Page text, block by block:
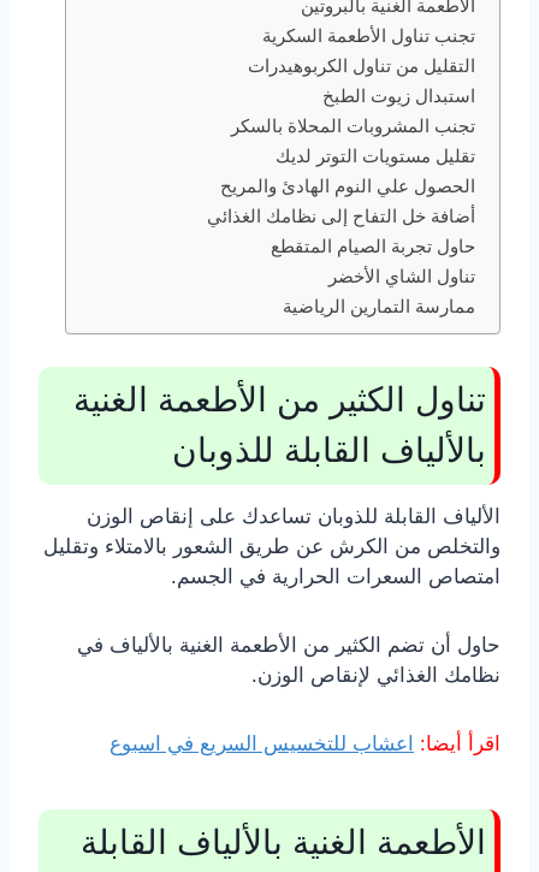
الأطعمة الغنية بالبروتين
تجنب تناول الأطعمة السكرية
التقليل من تناول الكربوهيدرات
استبدال زيوت الطبخ
تجنب المشروبات المحلاة بالسكر
تقليل مستويات التوتر لديك
الحصول علي النوم الهادئ والمريح
أضافة خل التفاح إلى نظامك الغذائي
حاول تجربة الصيام المتقطع
تناول الشاي الأخضر
ممارسة التمارين الرياضية
تناول الكثير من الأطعمة الغنية
بالألياف القابلة للذوبان
الألياف القابلة للذوبان تساعدك على إنقاص الوزن
والتخلص من الكرش عن طريق الشعور بالامتلاء وتقليل
امتصاص السعرات الحرارية في الجسم.
حاول أن تضم الكثير من الأطعمة الغنية بالألياف في
نظامك الغذائي لإنقاص الوزن.
اقرأ أيضا: اعشاب للتخسيس السريع في اسبوع
الأطعمة الغنية بالألياف القابلة